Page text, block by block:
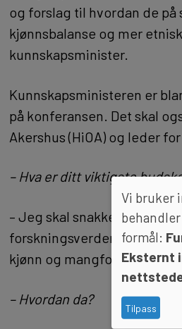
og forslag til hvordan de
kjønnsbalanse og mer
kunnskapsminister.
Kunnskapsministeren er
på konferansen. Det skal
Akershus (HiOA) og leder
– Hva er ditt viktigste
– Jeg skal snakke om
forskningsverdenen ser vi
kjønn og mangfold viktig
– Hvordan da?
Vi bruker
formål:
Eksternt
Tilpass